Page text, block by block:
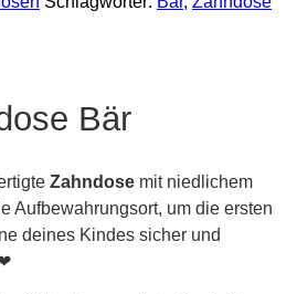
Bär
Zahndose mit niedlichem
Aufbewahrungsort, um die ersten
deines Kindes sicher und